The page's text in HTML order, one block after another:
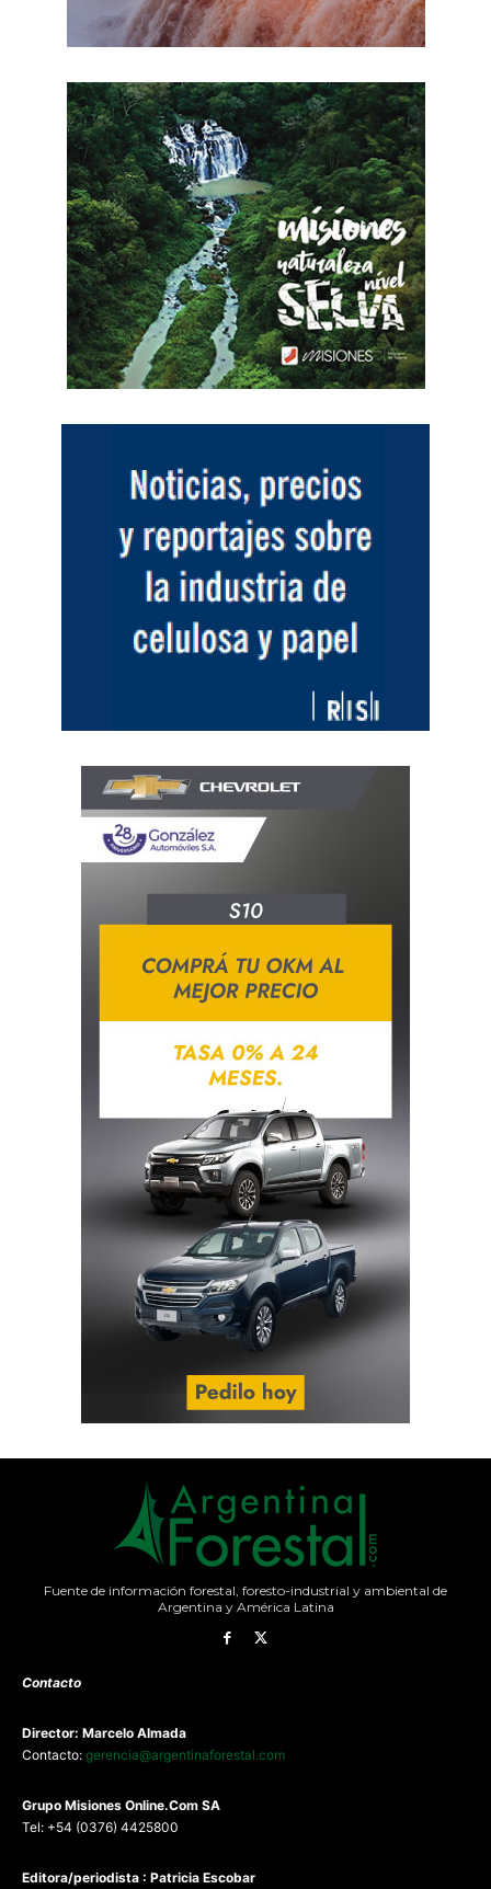
Fuente de información forestal, foresto-industrial y ambiental de
Argentina y América Latina
Contacto
Director: Marcelo Almada
Contacto: gerencia@argentinaforestal.com
Grupo Misiones Online.Com SA
Tel: +54 (0376) 4425800
Editora/periodista : Patricia Escobar